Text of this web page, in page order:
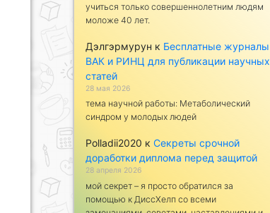
учиться только совершеннолетним людям
моложе 40 лет.
Дэлгэрмурун к Бесплатные журналы
ВАК и РИНЦ для публикации научных
статей
28 мая 2026
тема научной работы: Метаболический
синдром у молодых людей
Polladii2020 к Секреты срочной
доработки диплома перед защитой
28 апреля 2026
мой секрет – я просто обратился за
помощью к ДиссХелп со всеми